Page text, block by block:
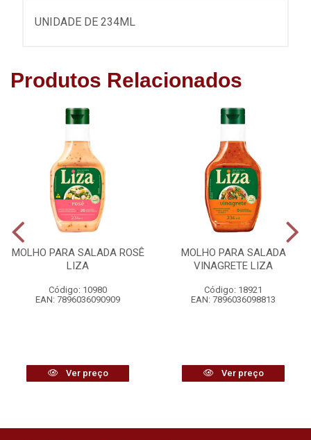
UNIDADE DE 234ML
Produtos Relacionados
MOLHO PARA SALADA ROSÊ
LIZA
Código: 10980
EAN: 7896036090909
Ver preço
MOLHO PARA SALADA
VINAGRETE LIZA
Código: 18921
EAN: 7896036098813
Ver preço